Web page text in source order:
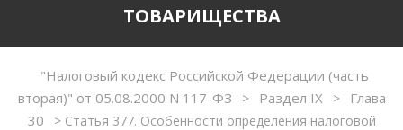
ТОВАРИЩЕСТВА
"Налоговый кодекс Российской Федерации (часть
вторая)" от 05.08.2000 N 117-ФЗ
> Раздел IX >
Глава
30
>Статья 377. Особенности определения налоговой